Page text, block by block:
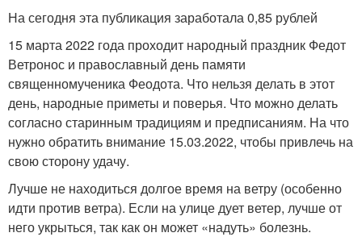
На сегодня эта публикация заработала 0,85 рублей
15 марта 2022 года проходит народный праздник Федот
Ветронос и православный день памяти
священномученика Феодота. Что нельзя делать в этот
день, народные приметы и поверья. Что можно делать
согласно старинным традициям и предписаниям. На что
нужно обратить внимание 15.03.2022, чтобы привлечь на
свою сторону удачу.
Лучше не находиться долгое время на ветру (особенно
идти против ветра). Если на улице дует ветер, лучше от
него укрыться, так как он может «надуть» болезнь.